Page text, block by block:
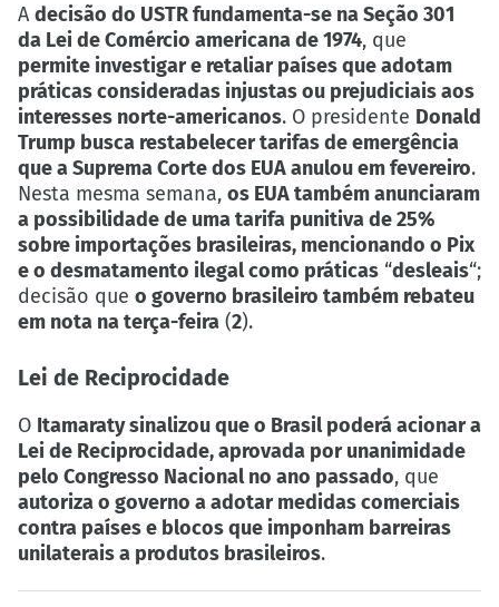
A decisão do USTR fundamenta-se na Seção 301
da Lei de Comércio americana de 1974, que
permite investigar e retaliar países que adotam
práticas consideradas injustas ou prejudiciais aos
interesses norte-americanos. O presidente Donald
Trump busca restabelecer tarifas de emergência
que a Suprema Corte dos EUA anulou em fevereiro.
Nesta mesma semana, os EUA também anunciaram
a possibilidade de uma tarifa punitiva de 25%
sobre importações brasileiras, mencionando o Pix
e o desmatamento ilegal como práticas “desleais“;
decisão que o governo brasileiro também rebateu
em nota na terça-feira (2).
Lei de Reciprocidade
O Itamaraty sinalizou que o Brasil poderá acionar a
Lei de Reciprocidade, aprovada por unanimidade
pelo Congresso Nacional no ano passado, que
autoriza o governo a adotar medidas comerciais
contra países e blocos que imponham barreiras
unilaterais a produtos brasileiros.